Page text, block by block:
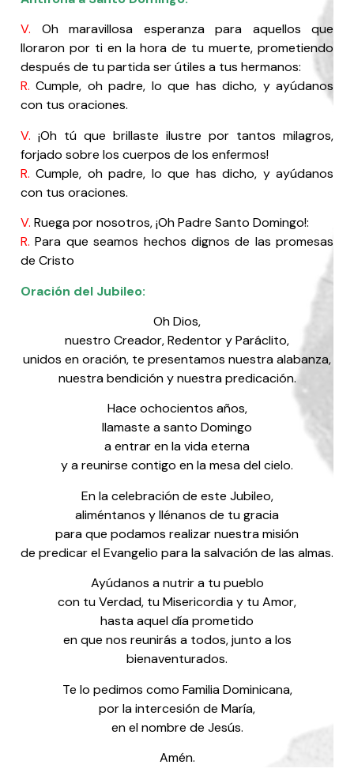
V. Oh maravillosa esperanza para aquellos que
lloraron por ti en la hora de tu muerte, prometiendo
después de tu partida ser útiles a tus hermanos:
R. Cumple, oh padre, lo que has dicho, y ayúdanos
con tus oraciones.
V. ¡Oh tú que brillaste ilustre por tantos milagros,
forjado sobre los cuerpos de los enfermos!
R. Cumple, oh padre, lo que has dicho, y ayúdanos
con tus oraciones.
V. Ruega por nosotros, ¡Oh Padre Santo Domingo!:
R. Para que seamos hechos dignos de las promesas
de Cristo
Oración del Jubileo:
Oh Dios,
nuestro Creador, Redentor y Paráclito,
unidos en oración, te presentamos nuestra alabanza,
nuestra bendición y nuestra predicación.
Hace ochocientos años,
llamaste a santo Domingo
a entrar en la vida eterna
y a reunirse contigo en la mesa del cielo.
En la celebración de este Jubileo,
aliméntanos y llénanos de tu gracia
para que podamos realizar nuestra misión
de predicar el Evangelio para la salvación de las almas.
Ayúdanos a nutrir a tu pueblo
con tu Verdad, tu Misericordia y tu Amor,
hasta aquel día prometido
en que nos reunirás a todos, junto a los
bienaventurados.
Te lo pedimos como Familia Dominicana,
por la intercesión de María,
en el nombre de Jesús.
Amén.